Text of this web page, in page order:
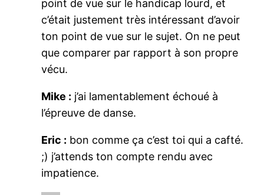
point de vue sur le handicap lourd, et
c’était justement très intéressant d’avoir
ton point de vue sur le sujet. On ne peut
que comparer par rapport à son propre
vécu.
Mike : j’ai lamentablement échoué à
l’épreuve de danse.
Eric : bon comme ça c’est toi qui a cafté.
;) j’attends ton compte rendu avec
impatience.